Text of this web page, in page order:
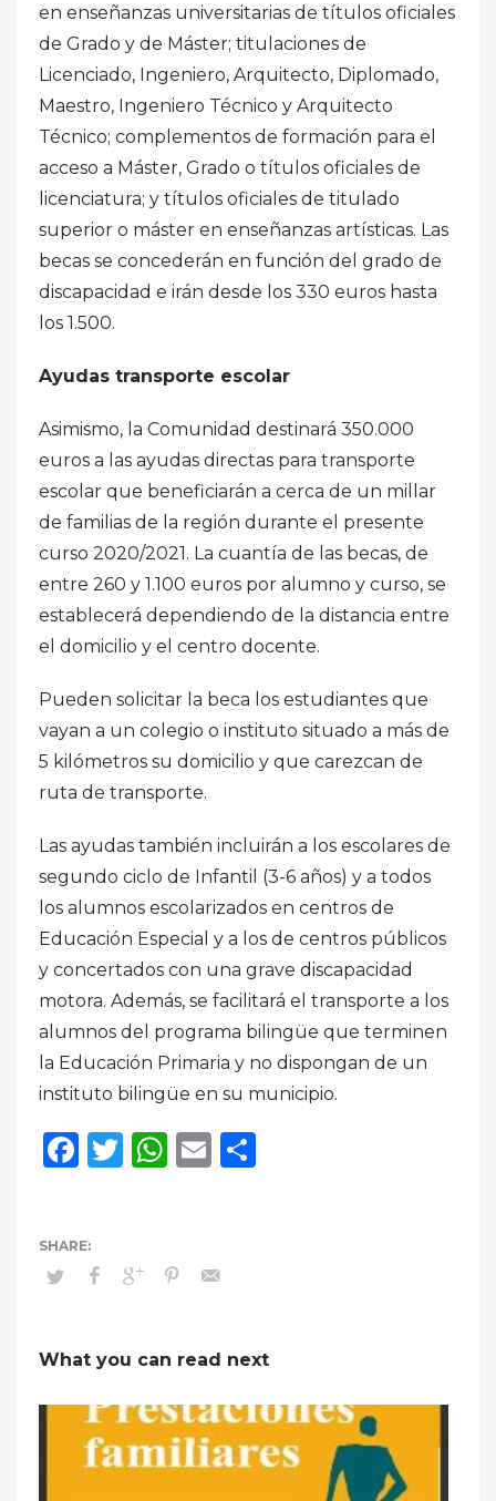
en enseñanzas universitarias de títulos oficiales
de Grado y de Máster; titulaciones de
Licenciado, Ingeniero, Arquitecto, Diplomado,
Maestro, Ingeniero Técnico y Arquitecto
Técnico; complementos de formación para el
acceso a Máster, Grado o títulos oficiales de
licenciatura; y títulos oficiales de titulado
superior o máster en enseñanzas artísticas. Las
becas se concederán en función del grado de
discapacidad e irán desde los 330 euros hasta
los 1.500.
Ayudas transporte escolar
Asimismo, la Comunidad destinará 350.000
euros a las ayudas directas para transporte
escolar que beneficiarán a cerca de un millar
de familias de la región durante el presente
curso 2020/2021. La cuantía de las becas, de
entre 260 y 1.100 euros por alumno y curso, se
establecerá dependiendo de la distancia entre
el domicilio y el centro docente.
Pueden solicitar la beca los estudiantes que
vayan a un colegio o instituto situado a más de
5 kilómetros su domicilio y que carezcan de
ruta de transporte.
Las ayudas también incluirán a los escolares de
segundo ciclo de Infantil (3-6 años) y a todos
los alumnos escolarizados en centros de
Educación Especial y a los de centros públicos
y concertados con una grave discapacidad
motora. Además, se facilitará el transporte a los
alumnos del programa bilingüe que terminen
la Educación Primaria y no dispongan de un
instituto bilingüe en su municipio.
Facebook
Twitter
WhatsApp
Email
What you can read next